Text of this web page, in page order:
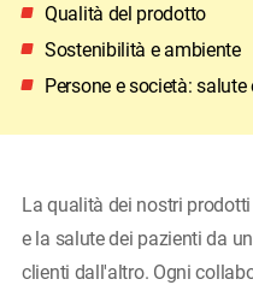
Qualità del prodotto
Sostenibilità e ambiente
Persone e società:
La qualità dei nostri
e la salute dei pazienti da
clienti dall'altro. Ogni